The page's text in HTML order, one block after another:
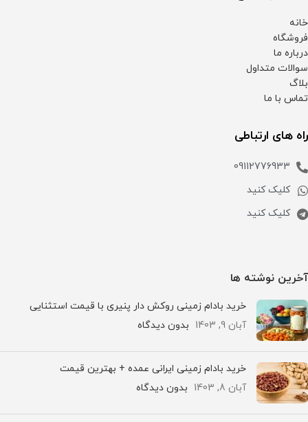
خانه
فروشگاه
درباره ما
سوالات متداول
بلاگ
تماس با ما
راه های ارتباطی
09112776933
کلیک کنید
کلیک کنید
آخرین نوشته ها
خرید بادام زمینی روکش دار پنیری با قیمت استثنایی
آبان 9, 1403
بدون دیدگاه
خرید بادام زمینی ایرانی عمده + بهترین قیمت
آبان 8, 1403
بدون دیدگاه